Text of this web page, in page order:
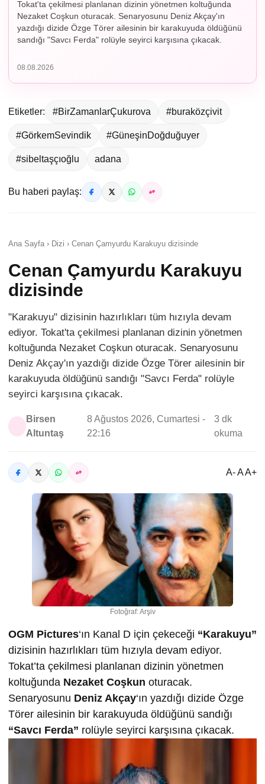
Tokat'ta çekilmesi planlanan dizinin yönetmen koltuğunda
Nezaket Coşkun oturacak. Senaryosunu Deniz Akçay'ın
yazdığı dizide Özge Törer ailesinin bir karakuyuda öldüğünü
sandığı "Savcı Ferda" rolüyle seyirci karşısına çıkacak.
08.08.2026
Etiketler: #BirZamanlarÇukurova #buraközçivit
#GörkemSevindik #GüneşinDoğduğuyer
#sibeltaşçıoğlu adana
Bu haberi paylaş:
Ana Sayfa › Dizi › Cenan Çamyurdu Karakuyu dizisinde
Cenan Çamyurdu Karakuyu
dizisinde
"Karakuyu" dizisinin hazırlıkları tüm hızıyla devam
ediyor. Tokat'ta çekilmesi planlanan dizinin yönetmen
koltuğunda Nezaket Coşkun oturacak. Senaryosunu
Deniz Akçay'ın yazdığı dizide Özge Törer ailesinin bir
karakuyuda öldüğünü sandığı "Savcı Ferda" rolüyle
seyirci karşısına çıkacak.
Birsen
Altuntaş
8 Ağustos 2026, Cumartesi -
22:16
3 dk
okuma
A- A A+
Fotoğraf: Arşiv
OGM Pictures‘ın Kanal D için çekeceği “Karakuyu”
dizisinin hazırlıkları tüm hızıyla devam ediyor.
Tokat’ta çekilmesi planlanan dizinin yönetmen
koltuğunda Nezaket Coşkun oturacak.
Senaryosunu Deniz Akçay‘ın yazdığı dizide Özge
Törer ailesinin bir karakuyuda öldüğünü sandığı
“Savcı Ferda” rolüyle seyirci karşısına çıkacak.